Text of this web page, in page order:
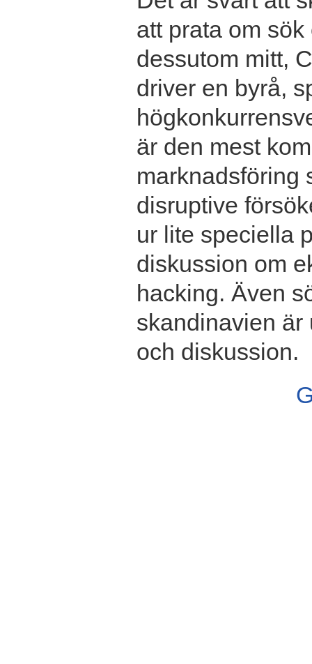
att prata om
dessutom mitt,
driver en byrå,
är den mest
marknadsföring
disruptive
ur lite speciella
diskussion om
hacking. Även
skandinavien är
och diskussion.